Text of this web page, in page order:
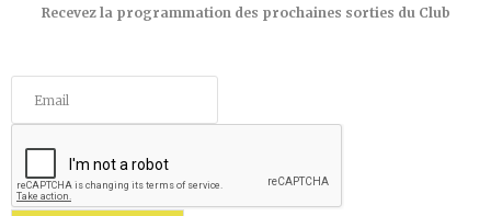
Recevez la programmation des prochaines sorties du Club